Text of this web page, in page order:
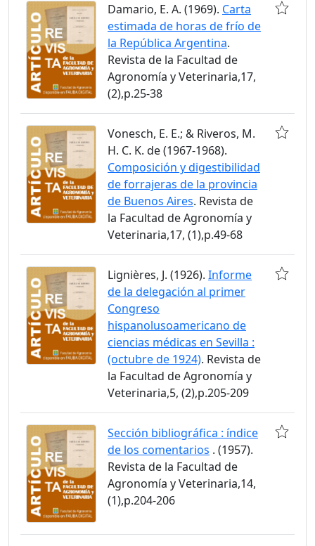
Damario, E. A. (1969). Carta
estimada de horas de frío de
la República Argentina.
Revista de la Facultad de
Agronomía y Veterinaria,17,
(2),p.25-38
Vonesch, E. E.; & Riveros, M.
H. C. K. de (1967-1968).
Composición y digestibilidad
de forrajeras de la provincia
de Buenos Aires. Revista de
la Facultad de Agronomía y
Veterinaria,17, (1),p.49-68
Lignières, J. (1926). Informe
de la delegación al primer
Congreso
hispanolusoamericano de
ciencias médicas en Sevilla :
(octubre de 1924). Revista de
la Facultad de Agronomía y
Veterinaria,5, (2),p.205-209
Sección bibliográfica : índice
de los comentarios . (1957).
Revista de la Facultad de
Agronomía y Veterinaria,14,
(1),p.204-206